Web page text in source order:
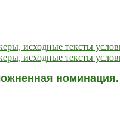
исходные тексты
исходные тексты